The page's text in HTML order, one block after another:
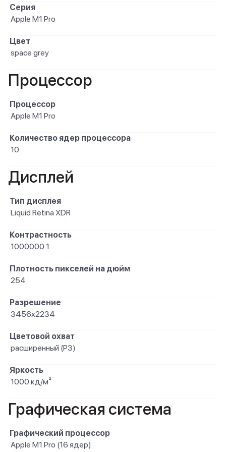
Серия
Apple M1 Pro
Цвет
space grey
Процессор
Процессор
Apple M1 Pro
Количество ядер процессора
10
Дисплей
Тип дисплея
Liquid Retina XDR
Контрастность
1000000:1
Плотность пикселей на дюйм
254
Разрешение
3456x2234
Цветовой охват
расширенный (P3)
Яркость
1000 кд/м²
Графическая система
Графический процессор
Apple M1 Pro (16 ядер)